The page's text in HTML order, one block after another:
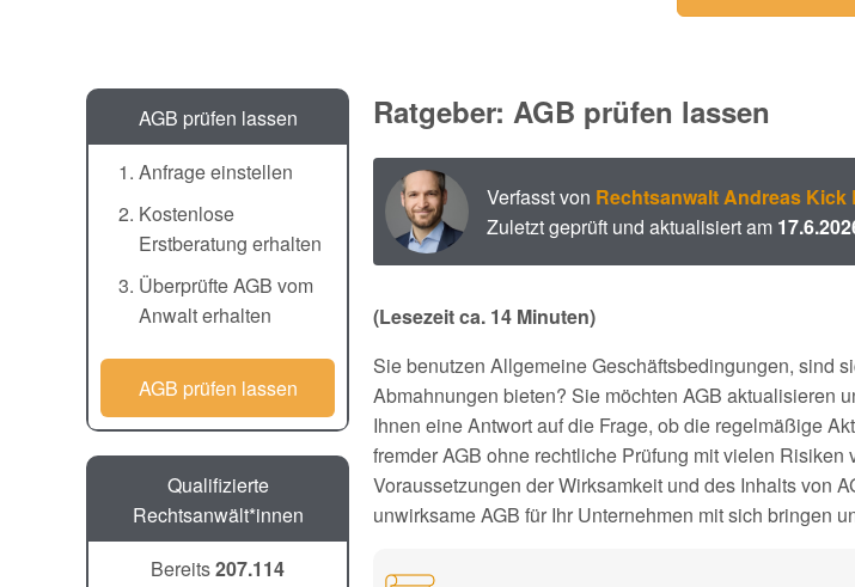
AGB prüfen lassen
Anfrage einstellen
Kostenlose
Erstberatung erhalten
Überprüfte AGB vom
Anwalt erhalten
AGB prüfen lassen
Qualifizierte
Rechtsanwält*innen
Bereits207.114
Ratgeber: AGB prüfen lassen
Verfasst von Rechtsanwalt Andreas Kick
Zuletzt geprüft und aktualisiert am
(Lesezeit ca. 14 Minuten)
Sie benutzen Allgemeine Geschäftsbedingungen, sind
Abmahnungen bieten? Sie möchten AGB aktualisieren
Ihnen eine Antwort auf die Frage, ob die regelmäßige
fremder AGB ohne rechtliche Prüfung mit vielen
Voraussetzungen der Wirksamkeit und des Inhalts von
unwirksame AGB für Ihr Unternehmen mit sich bringen